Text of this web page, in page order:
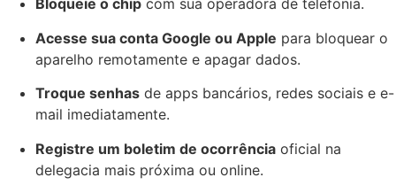
Bloqueie o chip com sua operadora de telefonia.
Acesse sua conta Google ou Apple para bloquear o
aparelho remotamente e apagar dados.
Troque senhas de apps bancários, redes sociais e e-
mail imediatamente.
Registre um boletim de ocorrência oficial na
delegacia mais próxima ou online.